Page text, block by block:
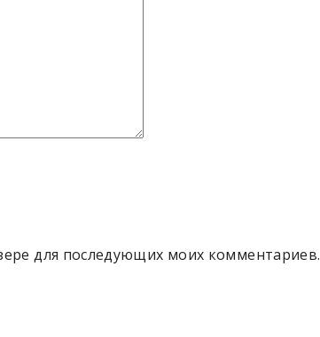
для последующих моих комментариев.